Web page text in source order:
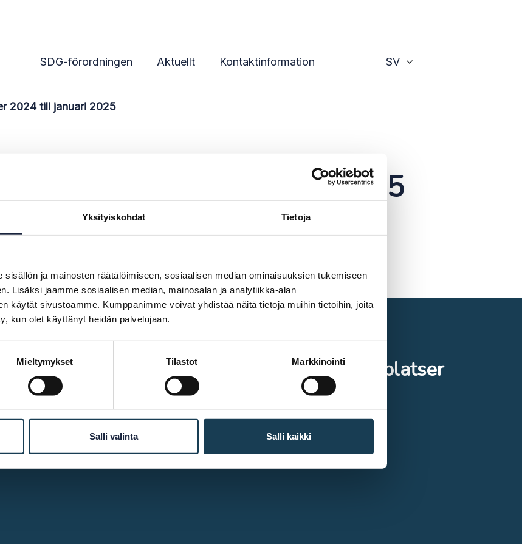
Yksityiskohdat Tietoja
sisällön ja mainosten räätälöimiseen, sosiaalisen median ominaisuuksien tukemiseen
Lisäksi jaamme sosiaalisen median, mainosalan ja analytiikka-alan
käytät sivustoamme. Kumppanimme voivat yhdistää näitä tietoja muihin tietoihin, joita
kun olet käyttänyt heidän palvelujaan.
Mieltymykset Tilastot Markkinointi
Salli valinta Salli kaikki
SDG-förordningen Aktuellt Kontaktinformation SV
2024 till januari 2025
2024 till januari 2025
Mer infomation
Kontakta oss
På andra webbplatser